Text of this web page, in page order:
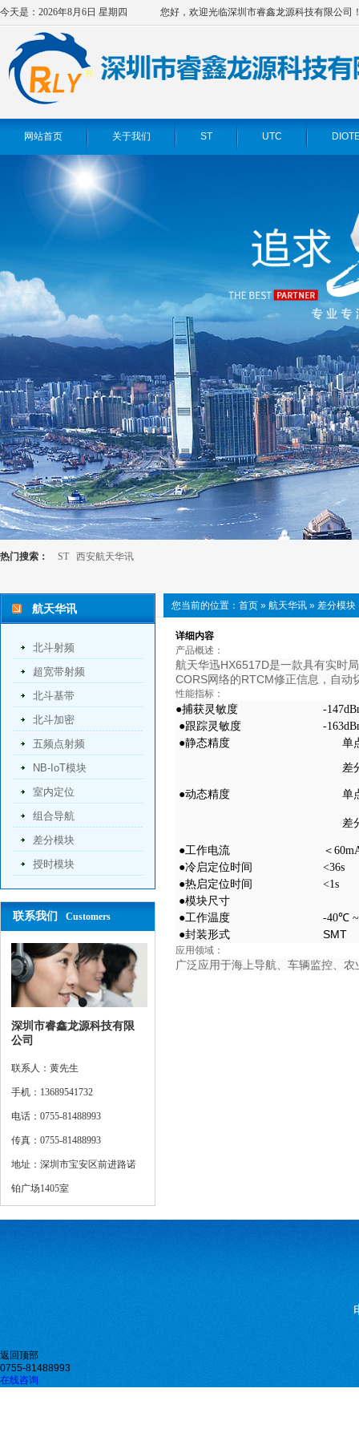
今天是：2026年8月6日 星期四 您好，欢迎光临深圳市睿鑫龙源科技有限公司
网站首页 关于我们 ST UTC
热门搜索： ST 西安航天华讯
航天华讯
北斗射频
超宽带射频
北斗基带
北斗加密
五频点射频
NB-IoT模块
室内定位
组合导航
差分模块
授时模块
联系我们 Customers
深圳市睿鑫龙源科技有限
公司
联系人：黄先生
手机：13689541732
电话：0755-81488993
传真：0755-81488993
地址：深圳市宝安区前进路诺
铂广场1405室
您当前的位置： 首页 » 航天华讯 » 差分模块
详细内容
产品概述：
航天华迅HX6517D是一款具有实时
CORS网络的RTCM修正信息，自动
性能指标：
●捕获灵敏度
-
●跟踪灵敏度
-
●静态精度
单
差
●动态精度 单
差
●工作电流
＜
●冷启定位时间
<36s
●热启定位时间
<1s
●模块尺寸
●工作温度
-40℃
●封装形式
SMT
应用领域：
广泛应用于海上导航、车辆监控、
返回顶部
0755-81488993
在线咨询